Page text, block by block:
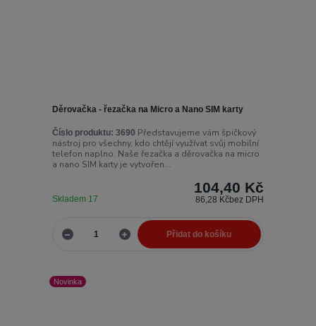
Děrovačka - řezačka na Micro a Nano SIM karty
Číslo produktu: 3690 Představujeme vám špičkový
nástroj pro všechny, kdo chtějí využívat svůj mobilní
telefon naplno. Naše řezačka a děrovačka na micro
a nano SIM karty je vytvořen...
104,40 Kč
86,28 Kčbez DPH
Skladem 17
Přidat do košíku
Novinka